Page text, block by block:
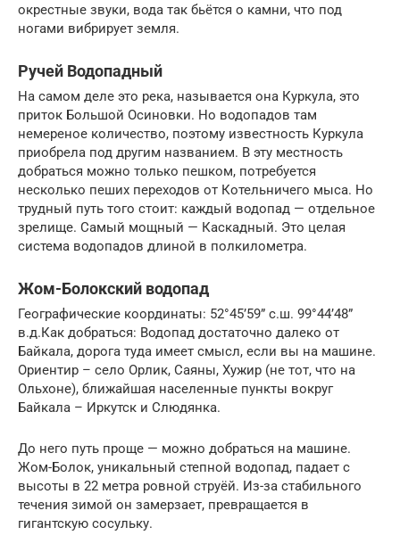
окрестные звуки, вода так бьётся о камни, что под
ногами вибрирует земля.
Ручей Водопадный
На самом деле это река, называется она Куркула, это
приток Большой Осиновки. Но водопадов там
немереное количество, поэтому известность Куркула
приобрела под другим названием. В эту местность
добраться можно только пешком, потребуется
несколько пеших переходов от Котельничего мыса. Но
трудный путь того стоит: каждый водопад — отдельное
зрелище. Самый мощный — Каскадный. Это целая
система водопадов длиной в полкилометра.
Жом-Болокский водопад
Географические координаты: 52°45’59” с.ш. 99°44’48”
в.д.Как добраться: Водопад достаточно далеко от
Байкала, дорога туда имеет смысл, если вы на машине.
Ориентир – село Орлик, Саяны, Хужир (не тот, что на
Ольхоне), ближайшая населенные пункты вокруг
Байкала – Иркутск и Слюдянка.
До него путь проще — можно добраться на машине.
Жом-Болок, уникальный степной водопад, падает с
высоты в 22 метра ровной струёй. Из-за стабильного
течения зимой он замерзает, превращается в
гигантскую сосульку.